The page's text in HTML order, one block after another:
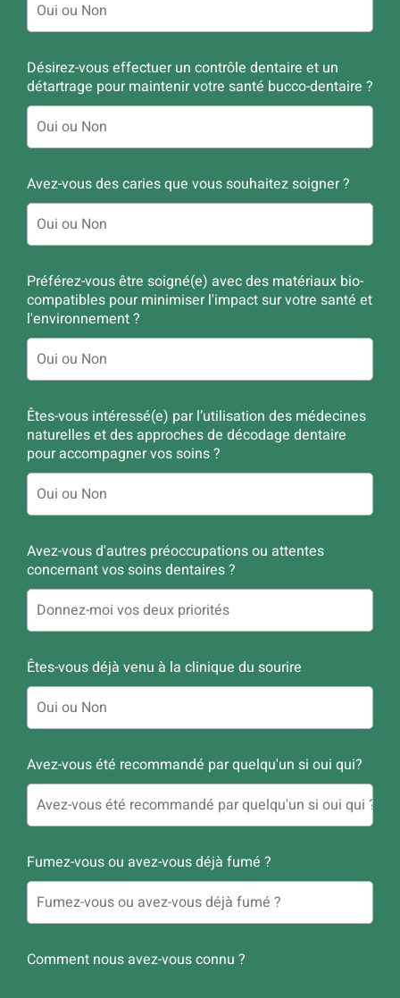
Désirez-vous effectuer un contrôle dentaire et un
détartrage pour maintenir votre santé bucco-dentaire ?
Avez-vous des caries que vous souhaitez soigner ?
Préférez-vous être soigné(e) avec des matériaux bio-
compatibles pour minimiser l'impact sur votre santé et
l'environnement ?
Êtes-vous intéressé(e) par l’utilisation des médecines
naturelles et des approches de décodage dentaire
pour accompagner vos soins ?
Avez-vous d'autres préoccupations ou attentes
concernant vos soins dentaires ?
Êtes-vous déjà venu à la clinique du sourire
Avez-vous été recommandé par quelqu'un si oui qui?
Fumez-vous ou avez-vous déjà fumé ?
Comment nous avez-vous connu ?